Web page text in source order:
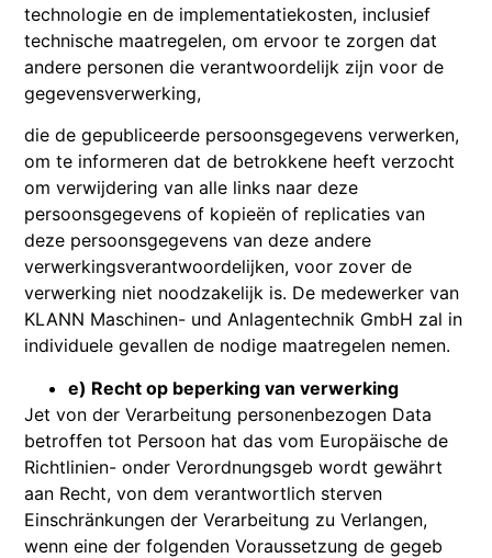
technologie en de implementatiekosten, inclusief
technische maatregelen, om ervoor te zorgen dat
andere personen die verantwoordelijk zijn voor de
gegevensverwerking,
die de gepubliceerde persoonsgegevens verwerken,
om te informeren dat de betrokkene heeft verzocht
om verwijdering van alle links naar deze
persoonsgegevens of kopieën of replicaties van
deze persoonsgegevens van deze andere
verwerkingsverantwoordelijken, voor zover de
verwerking niet noodzakelijk is. De medewerker van
KLANN Maschinen- und Anlagentechnik GmbH zal in
individuele gevallen de nodige maatregelen nemen.
e) Recht op beperking van verwerking
Jet von der Verarbeitung personenbezogen Data
betroffen tot Persoon hat das vom Europäische de
Richtlinien- onder Verordnungsgeb wordt gewährt
aan Recht, von dem verantwortlich sterven
Einschränkungen der Verarbeitung zu Verlangen,
wenn eine der folgenden Voraussetzung de gegeb